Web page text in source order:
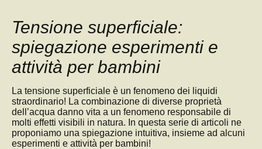
Tensione superficiale:
spiegazione esperimenti e
attività per bambini
La tensione superficiale è un fenomeno dei liquidi
straordinario! La combinazione di diverse proprietà
dell’acqua danno vita a un fenomeno responsabile di
molti effetti visibili in natura. In questa serie di articoli ne
proponiamo una spiegazione intuitiva, insieme ad alcuni
esperimenti e attività per bambini!